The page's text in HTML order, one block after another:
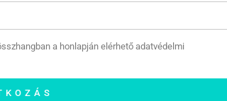
a honlapján elérhető adatvédelmi